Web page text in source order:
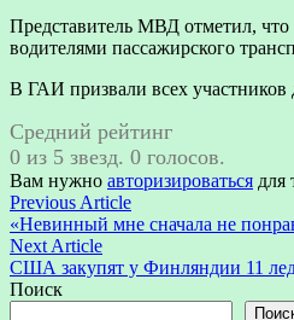
Представитель МВД отметил, что
водителями пассажирского
В ГАИ призвали всех участников
Средний рейтинг
0 из 5 звезд. 0 голосов.
Вам нужно авторизироваться для
Навигация
по
записям
Previous ArticlePrevious
article:
«Невинный мне сначала не
Next ArticleNext
article:
США закупят у Финляндии 11
Поиск